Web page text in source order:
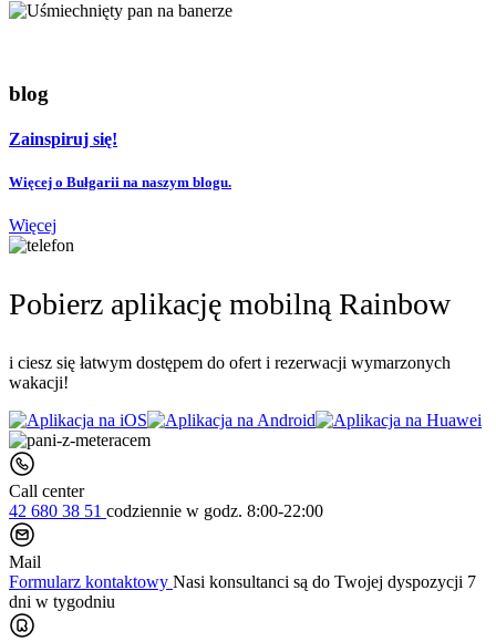
blog
Zainspiruj się!
Więcej o Bułgarii na naszym blogu.
Więcej
Pobierz aplikację mobilną Rainbow
i ciesz się łatwym dostępem do ofert i rezerwacji wymarzonych
wakacji!
Call center
42 680 38 51 codziennie w godz. 8:00-22:00
Mail
Formularz kontaktowy Nasi konsultanci są do Twojej dyspozycji 7
dni w tygodniu